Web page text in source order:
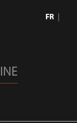
FR